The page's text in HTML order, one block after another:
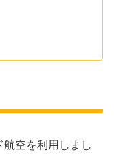
空を利用しまし